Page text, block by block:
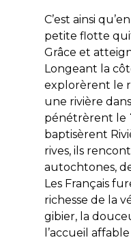
C’est ainsi
petite flotte
Grâce et
Longeant la
explorèrent le
une rivière
pénétrèrent le
baptisèrent
rives, ils
autochtones,
Les Français
richesse de la
gibier, la
l’accueil